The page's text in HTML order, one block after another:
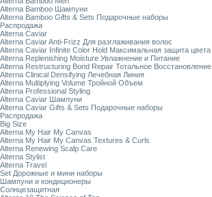
Alterna Bamboo Шампуни
Alterna Bamboo Gifts & Sets Подарочные наборы
Распродажа
Alterna Caviar
Alterna Caviar Anti-Frizz Для разглаживания волос
Alterna Caviar Infinite Color Hold Максимальная защита цвета
Alterna Replenishing Moisture Увлажнение и Питание
Alterna Restructuring Bond Repair Тотальное Восстановление
Alterna Clinical Densifying Лечебная Линия
Alterna Multiplying Volume Тройной Объем
Alterna Professional Styling
Alterna Caviar Шампуни
Alterna Caviar Gifts & Sets Подарочные наборы
Распродажа
Big Size
Alterna My Hair My Canvas
Alterna My Hair My Canvas Textures & Curls
Alterna Renewing Scalp Care
Alterna Stylist
Alterna Travel
Set Дорожные и мини наборы
Шампуни и кондиционеры
Солнцезащитная